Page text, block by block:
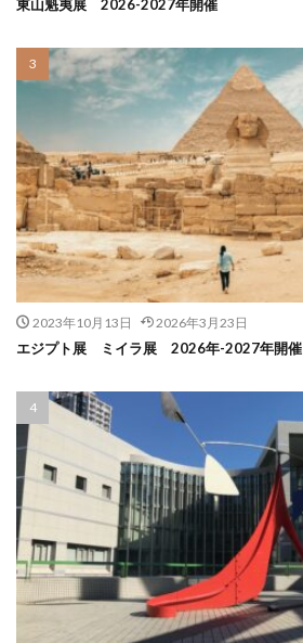
東山魁夷展 2026-2027年開催
2023年10月13日 2026年3月23日
エジプト展 ミイラ展 2026年-2027年開催